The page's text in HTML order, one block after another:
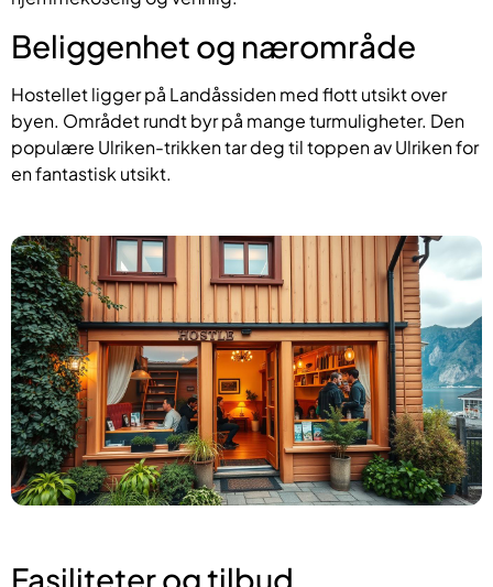
Beliggenhet og nærområde
Hostellet ligger på Landåssiden med flott utsikt over
byen. Området rundt byr på mange turmuligheter. Den
populære Ulriken-trikken tar deg til toppen av Ulriken for
en fantastisk utsikt.
Fasiliteter og tilbud